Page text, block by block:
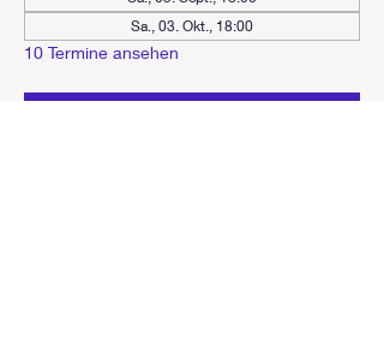
Sa., 03. Okt., 18:00
10 Termine ansehen